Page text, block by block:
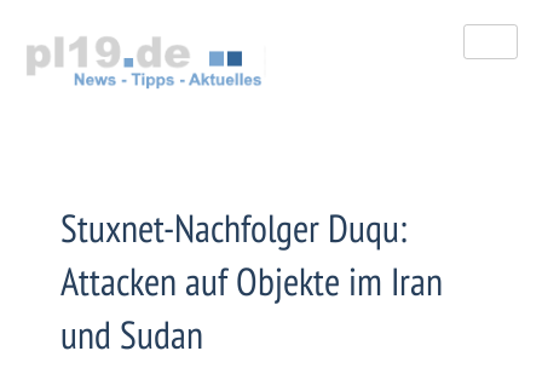
springen
Stuxnet-Nachfolger Duqu:
Attacken auf Objekte im Iran
und Sudan